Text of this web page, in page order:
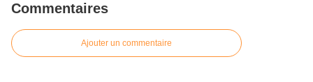
Commentaires
Ajouter un commentaire